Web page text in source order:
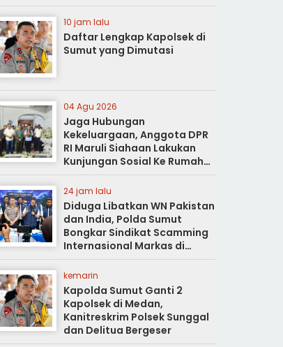
10 jam lalu
Daftar Lengkap Kapolsek di
Sumut yang Dimutasi
04 Agu 2026
Jaga Hubungan
Kekeluargaan, Anggota DPR
RI Maruli Siahaan Lakukan
Kunjungan Sosial Ke Rumah
Duka
24 jam lalu
Diduga Libatkan WN Pakistan
dan India, Polda Sumut
Bongkar Sindikat Scamming
Internasional Markas di
Apartemen Podomoro
kemarin
Kapolda Sumut Ganti 2
Kapolsek di Medan,
Kanitreskrim Polsek Sunggal
dan Delitua Bergeser